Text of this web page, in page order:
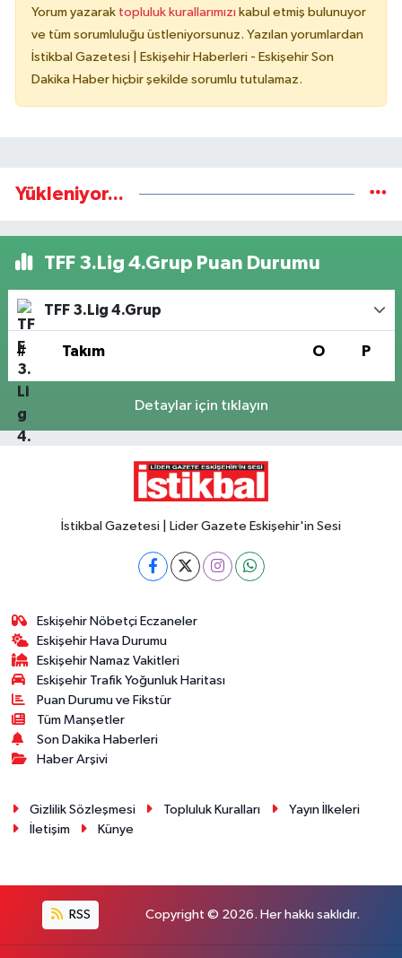
Yorum yazarak topluluk kurallarımızı kabul etmiş bulunuyor
ve tüm sorumluluğu üstleniyorsunuz. Yazılan yorumlardan
İstikbal Gazetesi | Eskişehir Haberleri - Eskişehir Son
Dakika Haber hiçbir şekilde sorumlu tutulamaz.
Yükleniyor...
TFF 3.Lig 4.Grup Puan Durumu
TFF 3.Lig 4.Grup
# Takım O P
Detaylar için tıklayın
İstikbal Gazetesi | Lider Gazete Eskişehir'in Sesi
Eskişehir Nöbetçi Eczaneler
Eskişehir Hava Durumu
Eskişehir Namaz Vakitleri
Eskişehir Trafik Yoğunluk Haritası
Puan Durumu ve Fikstür
Tüm Manşetler
Son Dakika Haberleri
Haber Arşivi
Gizlilik Sözleşmesi Topluluk Kuralları
Yayın İlkeleri
İletişim
Künye
RSS Copyright © 2026. Her hakkı saklıdır.